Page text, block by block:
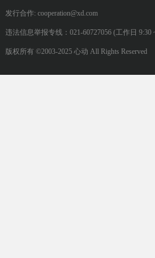
发行合作: cooperation@xd.com
违法信息举报专线：021-60727056 (工作日 9:30
版权所有 ©2003-2025 心动 All Rights Reserved